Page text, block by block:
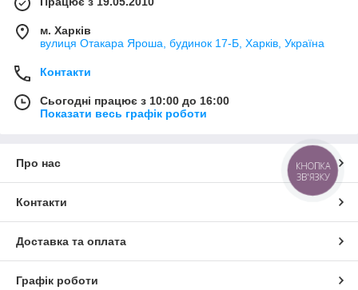
м. Харків
вулиця Отакара Яроша, будинок 17-Б, Харків, Україна
Контакти
Сьогодні працює з 10:00 до 16:00
Показати весь графік роботи
Про нас
Контакти
Доставка та оплата
Графік роботи
КНОПКА
ЗВ'ЯЗКУ